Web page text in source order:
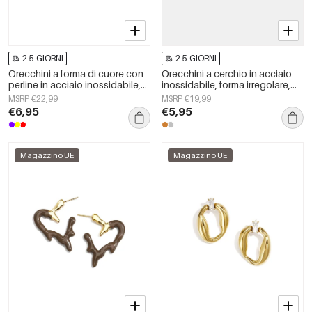
2-5 GIORNI
Orecchini a forma di cuore con
perline in acciaio inossidabile,
semplici, della serie Daily
Simple, gioielli da donna.
MSRP €22,99
€6,95
2-5 GIORNI
Orecchini a cerchio in acciaio
inossidabile, forma irregolare,
semplici, della serie Simple
Daily, gioielli da donna.
MSRP €19,99
€5,95
Magazzino UE Magazzino UE